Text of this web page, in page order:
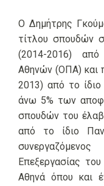
O Δημήτρης
τίτλου σπουδών
(2014-2016) από
Αθηνών (ΟΠΑ) και
2013) από το
άνω 5% των
σπουδών του
από το ίδιο
Επεξεργασίας
Αθηνά όπου και